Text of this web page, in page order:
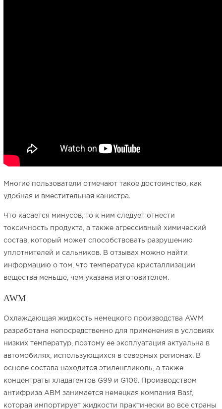
Многие пользователи отмечают такое достоинство, как
удобная и вместительная канистра.
Что касается минусов, то к ним следует отнести
токсичность продукта, а также агрессивный химический
состав, который может способствовать разрушению
уплотнителей и сальников. В отзывах можно найти
информацию о том, что температура кристаллизации
вещества меньше, чем указана изготовителем.
AWM
Охлаждающая жидкость немецкого производства AWM
разработана непосредственно для применения в условиях
низких температур, поэтому ее эксплуатация актуальна в
автомобилях, использующихся в северных регионах. В
основе состава находится этиленгликоль, а также
концентраты хладагентов G99 и G106. Производством
антифриза АВМ занимается немецкая компания Basf,
которая импортирует жидкости практически во все страны